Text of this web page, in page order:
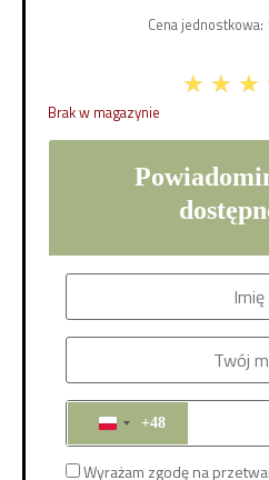
Cena jednostkowa:
★ ★ ★
Brak w magazynie
POLAND +48
+48
Wyrażam zgodę na